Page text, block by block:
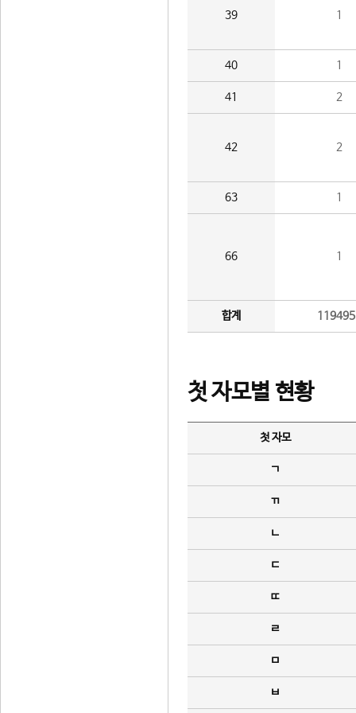
39 1
40 1
41 2
42 2
63 1
66 1
합계
첫 자모별 현황
첫 자모
ㄱ
ㄲ
ㄴ
ㄷ
ㄸ
ㄹ
ㅁ
ㅂ